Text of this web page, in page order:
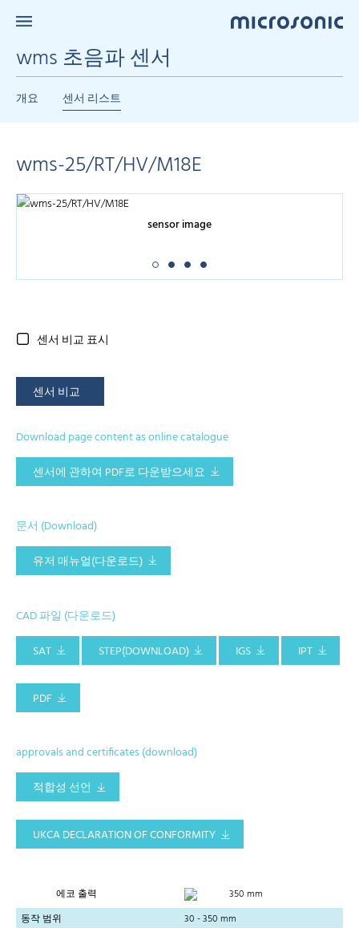
wms 초음파 센서
개요 센서 리스트
wms-25/RT/HV/M18E
sensor image
센서 비교 표시
센서 비교
Download page content as online catalogue
센서에 관하여 PDF로 다운받으세요
문서 (Download)
유저 매뉴얼(다운로드)
CAD 파일 (다운로드)
SAT
STEP(DOWNLOAD) IGS IPT
PDF
approvals and certificates (download)
적합성 선언
UKCA DECLARATION OF CONFORMITY
에코 출력
350 mm
동작 범위
30 - 350 mm